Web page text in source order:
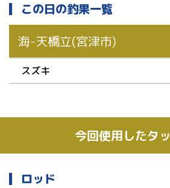
この日の釣果一覧
海-天橋立(宮津市)
スズキ
今回使用したタ
ロッド